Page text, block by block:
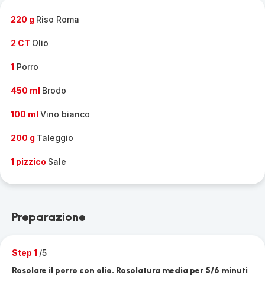
220 g Riso Roma
2 CT Olio
1 Porro
450 ml Brodo
100 ml Vino bianco
200 g Taleggio
1 pizzico Sale
Preparazione
Step 1 /5
Rosolare il porro con olio. Rosolatura media per 5/6 minuti